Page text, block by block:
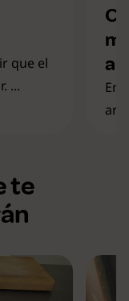
que el
...
al
En
te